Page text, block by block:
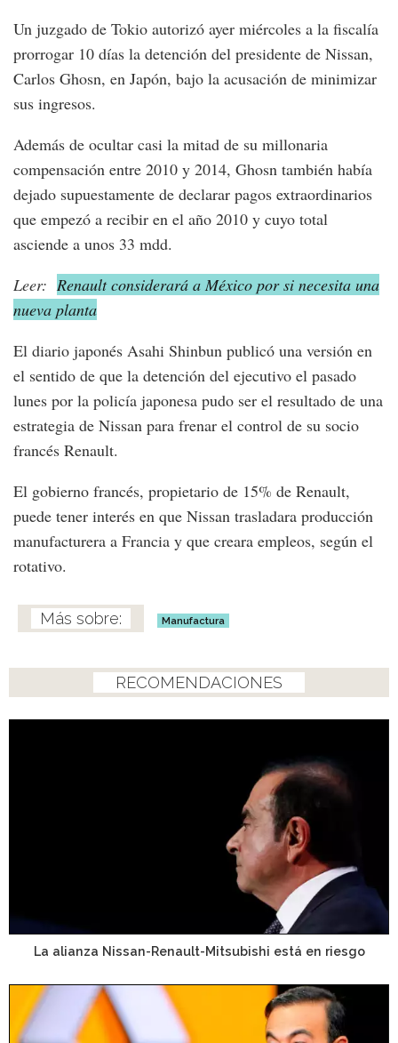
Un juzgado de Tokio autorizó ayer miércoles a la fiscalía
prorrogar 10 días la detención del presidente de Nissan,
Carlos Ghosn, en Japón, bajo la acusación de minimizar
sus ingresos.
Además de ocultar casi la mitad de su millonaria
compensación entre 2010 y 2014, Ghosn también había
dejado supuestamente de declarar pagos extraordinarios
que empezó a recibir en el año 2010 y cuyo total
asciende a unos 33 mdd.
Leer: Renault considerará a México por si necesita una
nueva planta
El diario japonés Asahi Shinbun publicó una versión en
el sentido de que la detención del ejecutivo el pasado
lunes por la policía japonesa pudo ser el resultado de una
estrategia de Nissan para frenar el control de su socio
francés Renault.
El gobierno francés, propietario de 15% de Renault,
puede tener interés en que Nissan trasladara producción
manufacturera a Francia y que creara empleos, según el
rotativo.
Manufactura
RECOMENDACIONES
La alianza Nissan-Renault-Mitsubishi está en riesgo